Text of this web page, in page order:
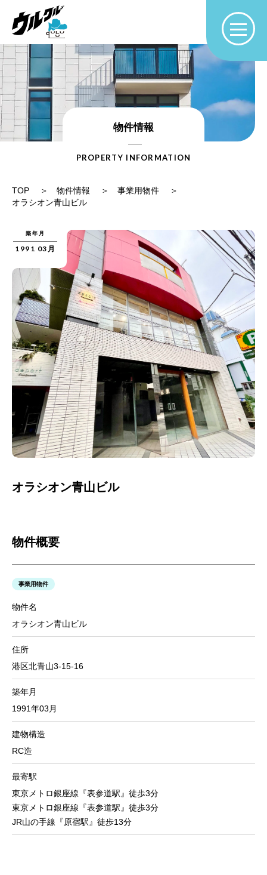
物件情報
PROPERTY INFORMATION
TOP 物件情報
事業用物件
オラシオン青山ビル
築年月
1991 03月
オラシオン青山ビル
物件概要
事業用物件
物件名
オラシオン青山ビル
住所
港区北青山3-15-16
築年月
1991年03月
建物構造
RC造
最寄駅
東京メトロ銀座線『表参道駅』徒歩3分
東京メトロ銀座線『表参道駅』徒歩3分
JR山の手線『原宿駅』徒歩13分